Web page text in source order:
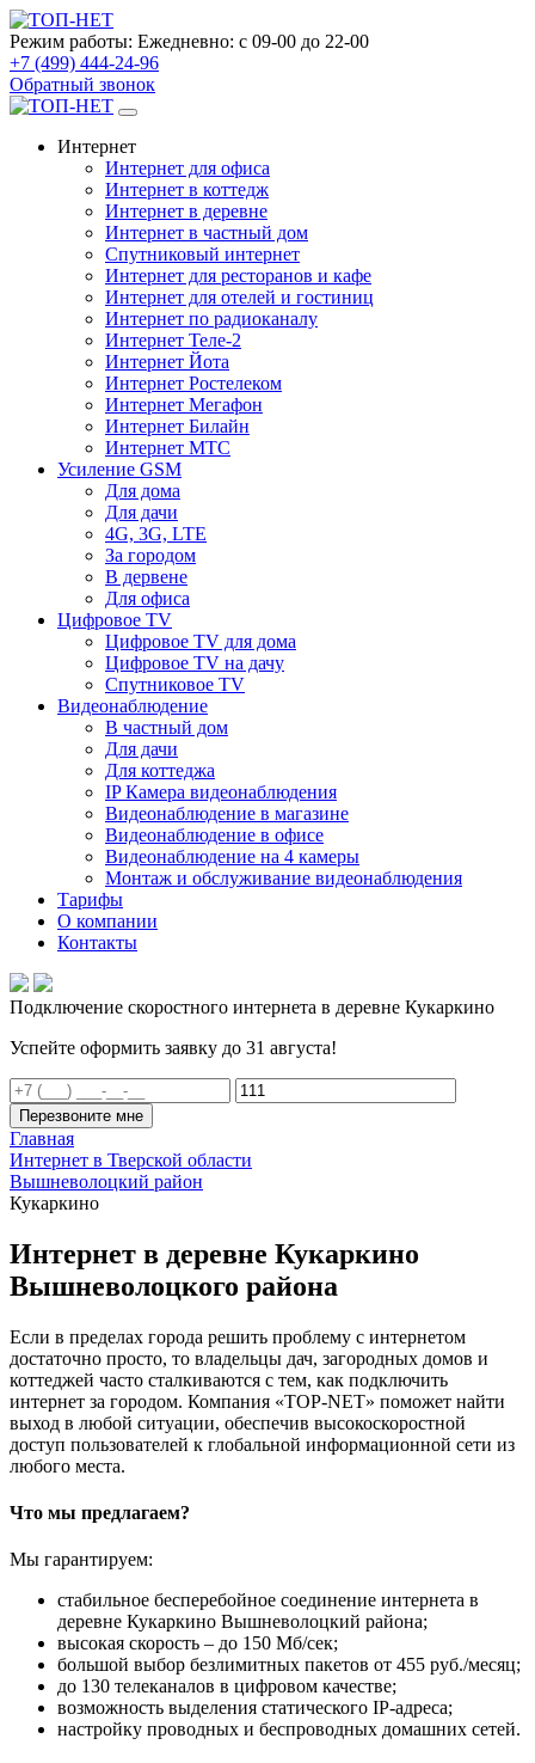
Режим работы: Ежедневно: с 09-00 до 22-00
+7 (499) 444-24-96
Обратный звонок
Интернет
Интернет для офиса
Интернет в коттедж
Интернет в деревне
Интернет в частный дом
Спутниковый интернет
Интернет для ресторанов и кафе
Интернет для отелей и гостиниц
Интернет по радиоканалу
Интернет Теле-2
Интернет Йота
Интернет Ростелеком
Интернет Мегафон
Интернет Билайн
Интернет МТС
Усиление GSM
Для дома
Для дачи
4G, 3G, LTE
За городом
В дервене
Для офиса
Цифровое TV
Цифровое TV для дома
Цифровое TV на дачу
Спутниковое TV
Видеонаблюдение
В частный дом
Для дачи
Для коттеджа
IP Камера видеонаблюдения
Видеонаблюдение в магазине
Видеонаблюдение в офисе
Видеонаблюдение на 4 камеры
Монтаж и обслуживание видеонаблюдения
Тарифы
О компании
Контакты
Подключение скоростного интернета в деревне Кукаркино
Успейте оформить заявку до 31 августа!
Перезвоните мне
Главная
Интернет в Тверской области
Вышневолоцкий район
Кукаркино
Интернет в деревне Кукаркино
Вышневолоцкого района
Если в пределах города решить проблему с интернетом
достаточно просто, то владельцы дач, загородных домов и
коттеджей часто сталкиваются с тем, как подключить
интернет за городом. Компания «TOP-NET» поможет найти
выход в любой ситуации, обеспечив высокоскоростной
доступ пользователей к глобальной информационной сети из
любого места.
Что мы предлагаем?
Мы гарантируем:
стабильное бесперебойное соединение интернета в
деревне Кукаркино Вышневолоцкий района;
высокая скорость – до 150 Мб/сек;
большой выбор безлимитных пакетов от 455 руб./месяц;
до 130 телеканалов в цифровом качестве;
возможность выделения статического IP-адреса;
настройку проводных и беспроводных домашних сетей.